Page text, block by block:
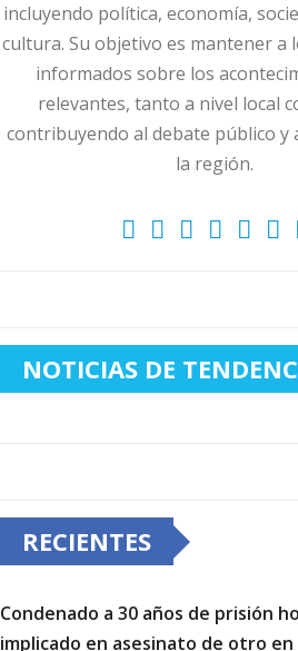
incluyendo política, economía,
cultura. Su objetivo es mantener a
informados sobre los
relevantes, tanto a nivel local
contribuyendo al debate público y
la región.
NOTICIAS DE
RECIENTES
Condenado a 30 años de prisión
implicado en asesinato de otro en